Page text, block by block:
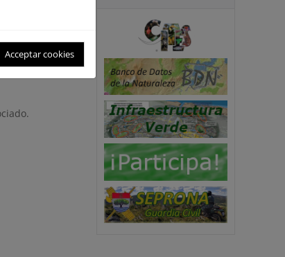
Acceptar cookies